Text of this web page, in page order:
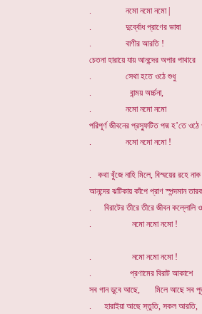
. নমো নমো নমো |
. দুর্ব্বোধ প্রাণের ভাষা
. বাণীর আরতি !
চেতনা হারায়ে যায় আনন্দের অপার পাথারে
. সেথা হতে ওঠে শুধু
. বান্ময় অর্চ্চনা,
. নমো নমো নমো
পরিপূর্ণ জীবনের প্রস্ফুটিত পদ্ম হ’তে
. নমো নমো নমো !
. কথা খুঁজে নাহি মিলে, বিস্ময়ের রহে নাক
আনন্দের ঝটিকায় কাঁপে প্রাণ স্পন্দমান
. বিরাটের তীরে তীরে জীবন কল্লোলি
. নমো নমো নমো !
. নমো নমো নমো !
. প্রণামের বিরাট আকাশে
সব গান ডুবে আছে, মিলে আছে সব
. হারাইয়া আছে স্তুতি, সকল আরতি,